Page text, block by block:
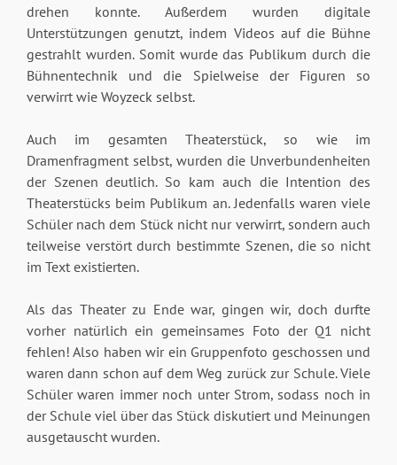
drehen konnte. Außerdem wurden digitale
Unterstützungen genutzt, indem Videos auf die Bühne
gestrahlt wurden. Somit wurde das Publikum durch die
Bühnentechnik und die Spielweise der Figuren so
verwirrt wie Woyzeck selbst.
Auch im gesamten Theaterstück, so wie im
Dramenfragment selbst, wurden die Unverbundenheiten
der Szenen deutlich. So kam auch die Intention des
Theaterstücks beim Publikum an. Jedenfalls waren viele
Schüler nach dem Stück nicht nur verwirrt, sondern auch
teilweise verstört durch bestimmte Szenen, die so nicht
im Text existierten.
Als das Theater zu Ende war, gingen wir, doch durfte
vorher natürlich ein gemeinsames Foto der Q1 nicht
fehlen! Also haben wir ein Gruppenfoto geschossen und
waren dann schon auf dem Weg zurück zur Schule. Viele
Schüler waren immer noch unter Strom, sodass noch in
der Schule viel über das Stück diskutiert und Meinungen
ausgetauscht wurden.